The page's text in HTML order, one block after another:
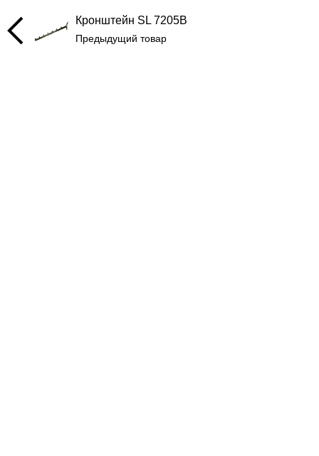
Кронштейн SL 7205B
Предыдущий товар